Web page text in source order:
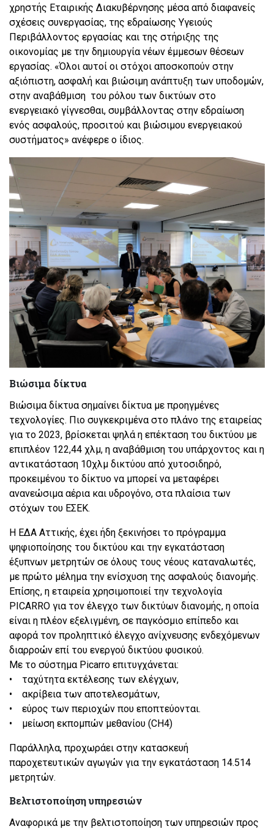
χρηστής Εταιρικής Διακυβέρνησης μέσα από διαφανείς
σχέσεις συνεργασίας, της εδραίωσης Υγειούς
Περιβάλλοντος εργασίας και της στήριξης της
οικονομίας με την δημιουργία νέων έμμεσων θέσεων
εργασίας. «Όλοι αυτοί οι στόχοι αποσκοπούν στην
αξιόπιστη, ασφαλή και βιώσιμη ανάπτυξη των υποδομών,
στην αναβάθμιση του ρόλου των δικτύων στο
ενεργειακό γίγνεσθαι, συμβάλλοντας στην εδραίωση
ενός ασφαλούς, προσιτού και βιώσιμου ενεργειακού
συστήματος» ανέφερε ο ίδιος.
Βιώσιμα δίκτυα
Βιώσιμα δίκτυα σημαίνει δίκτυα με προηγμένες
τεχνολογίες. Πιο συγκεκριμένα στο πλάνο της εταιρείας
για το 2023, βρίσκεται ψηλά η επέκταση του δικτύου με
επιπλέον 122,44 χλμ, η αναβάθμιση του υπάρχοντος και η
αντικατάσταση 10χλμ δικτύου από χυτοσιδηρό,
προκειμένου το δίκτυο να μπορεί να μεταφέρει
ανανεώσιμα αέρια και υδρογόνο, στα πλαίσια των
στόχων του ΕΣΕΚ.
Η ΕΔΑ Αττικής, έχει ήδη ξεκινήσει το πρόγραμμα
ψηφιοποίησης του δικτύου και την εγκατάσταση
έξυπνων μετρητών σε όλους τους νέους καταναλωτές,
με πρώτο μέλημα την ενίσχυση της ασφαλούς διανομής.
Επίσης, η εταιρεία χρησιμοποιεί την τεχνολογία
PICARRO για τον έλεγχο των δικτύων διανομής, η οποία
είναι η πλέον εξελιγμένη, σε παγκόσμιο επίπεδο και
αφορά τον προληπτικό έλεγχο ανίχνευσης ενδεχόμενων
διαρροών επί του ενεργού δικτύου φυσικού.
Με το σύστημα Picarro επιτυγχάνεται:
• ταχύτητα εκτέλεσης των ελέγχων,
• ακρίβεια των αποτελεσμάτων,
• εύρος των περιοχών που εποπτεύονται.
• μείωση εκπομπών μεθανίου (CH4)
Παράλληλα, προχωράει στην κατασκευή
παροχετευτικών αγωγών για την εγκατάσταση 14.514
μετρητών.
Βελτιστοποίηση υπηρεσιών
Αναφορικά με την βελτιστοποίηση των υπηρεσιών προς